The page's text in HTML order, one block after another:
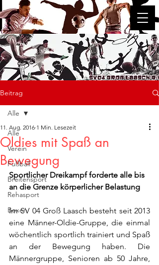
SV 04 Groß Laasch e.V.
Beitrag
Alle
Verein
Fußball
Breitensport
Rehasport
Boxen
Alle
Oldies mit Spaß an
Bewegung
11. Aug. 2016 1 Min. Lesezeit
Sportlicher Dreikampf forderte alle bis
an die Grenze körperlicher Belastung
Im SV 04 Groß Laasch besteht seit 2013
eine Männer-Oldie-Gruppe, die einmal
wöchentlich sportlich trainiert und Spaß
an der Bewegung haben. Die
Männergruppe, Senioren ab 50 Jahre,